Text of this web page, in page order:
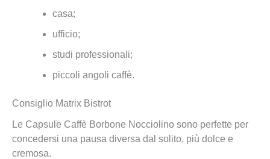
casa;
ufficio;
studi professionali;
piccoli angoli caffè.
Consiglio Matrix Bistrot
Le Capsule Caffè Borbone Nocciolino sono perfette per
concedersi una pausa diversa dal solito, più dolce e
cremosa.